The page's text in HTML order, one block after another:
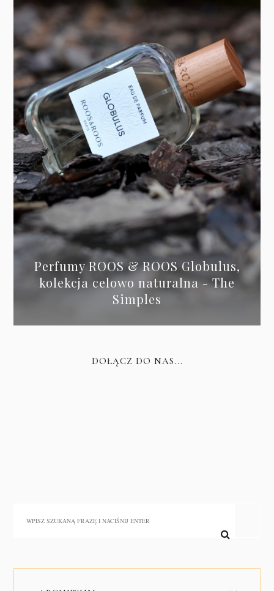
Perfumy ROOS & ROOS Globulus,
kolekcja celowo naturalna - The
Simples
DOŁĄCZ DO NAS...